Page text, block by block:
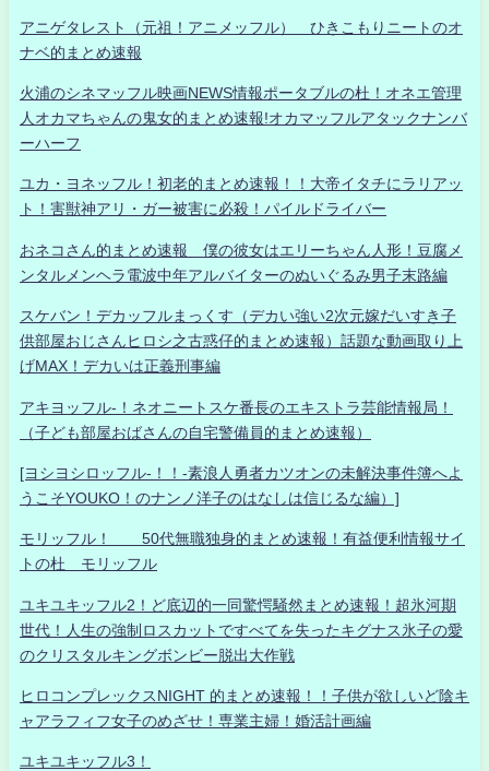
アニゲタレスト（元祖！アニメッフル） ひきこもりニートのオ
ナベ的まとめ速報
火浦のシネマッフル映画NEWS情報ポータブルの杜！オネエ管理
人オカマちゃんの鬼女的まとめ速報!オカマッフルアタックナンバ
ーハーフ
ユカ・ヨネッフル！初老的まとめ速報！！大帝イタチにラリアッ
ト！害獣神アリ・ガー被害に必殺！パイルドライバー
おネコさん的まとめ速報 僕の彼女はエリーちゃん人形！豆腐メ
ンタルメンヘラ電波中年アルバイターのぬいぐるみ男子末路編
スケバン！デカッフルまっくす（デカい強い2次元嫁だいすき子
供部屋おじさんヒロシ之古惑仔的まとめ速報）話題な動画取り上
げMAX！デカいは正義刑事編
アキヨッフル-！ネオニートスケ番長のエキストラ芸能情報局！
（子ども部屋おばさんの自宅警備員的まとめ速報）
[ヨシヨシロッフル-！！-素浪人勇者カツオンの未解決事件簿へよ
うこそYOUKO！のナンノ洋子のはなしは信じるな編）]
モリッフル！ 50代無職独身的まとめ速報！有益便利情報サイ
トの杜 モリッフル
ユキユキッフル2！ど底辺的一同驚愕騒然まとめ速報！超氷河期
世代！人生の強制ロスカットですべてを失ったキグナス氷子の愛
のクリスタルキングボンビー脱出大作戦
ヒロコンプレックスNIGHT 的まとめ速報！！子供が欲しいど陰キ
ャアラフィフ女子のめざせ！専業主婦！婚活計画編
ユキユキッフル3！